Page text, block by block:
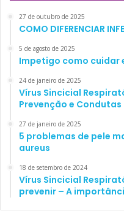
27 de outubro de 2025
COMO DIFERENCIAR
5 de agosto de 2025
Impetigo como cuidar
24 de janeiro de 2025
Vírus Sincicial
Prevenção e Condutas
27 de janeiro de 2025
5 problemas de pele
aureus
18 de setembro de 2024
Vírus Sincicial
prevenir – A